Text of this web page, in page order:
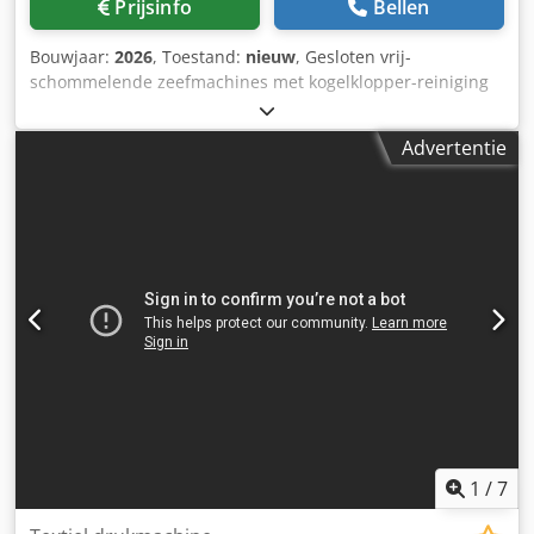
afvalvolumes, kleine groothandels, kruidenierswinkels en
prijzen kan worden onderhandeld voor grotere
bestellingen. * Transport door heel Europa mogelijk. *
Bovenstaande aanbieding is exclusief transportkosten. *
Prijsinfo Bellen
Bouwjaar: 2026, Toestand: nieuw, Gesloten vrij-
schommelende zeefmachines met kogelklopper-reiniging
en eenvoudig van achter te vervangen zeefdekken.
Geschikt voor het zeven van alle meel-, korrel- en
granulaatvormige materialen in droge toestand.
(stortgewicht) kg/l. Codpjchb Rysfx Acfoha
Advertentie
1 /7